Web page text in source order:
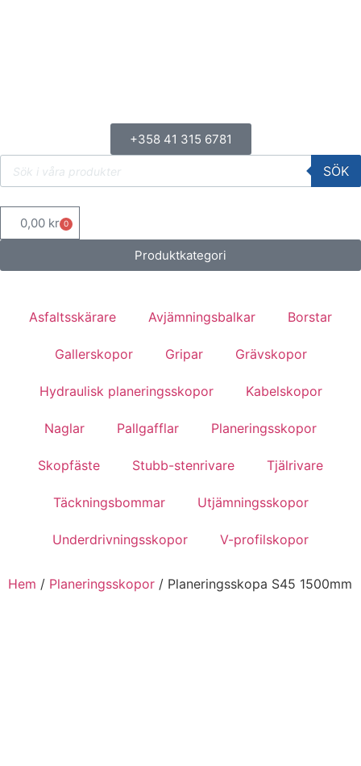
+358 41 315 6781
SÖK
0,00 kr 0
Produktkategori
Asfaltsskärare Avjämningsbalkar Borstar
Gallerskopor Gripar Grävskopor
Hydraulisk planeringsskopor Kabelskopor
Naglar Pallgafflar Planeringsskopor
Skopfäste Stubb-stenrivare Tjälrivare
Täckningsbommar Utjämningsskopor
Underdrivningsskopor V-profilskopor
Hem / Planeringsskopor / Planeringsskopa S45 1500mm